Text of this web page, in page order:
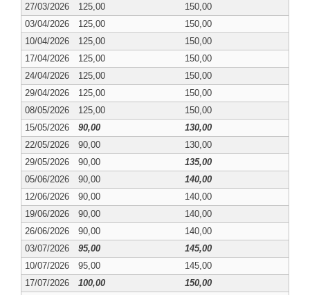
27/03/2026
125,00
150,00
03/04/2026
125,00
150,00
10/04/2026
125,00
150,00
17/04/2026
125,00
150,00
24/04/2026
125,00
150,00
29/04/2026
125,00
150,00
08/05/2026
125,00
150,00
15/05/2026
90,00
130,00
22/05/2026
90,00
130,00
29/05/2026
90,00
135,00
05/06/2026
90,00
140,00
12/06/2026
90,00
140,00
19/06/2026
90,00
140,00
26/06/2026
90,00
140,00
03/07/2026
95,00
145,00
10/07/2026
95,00
145,00
17/07/2026
100,00
150,00